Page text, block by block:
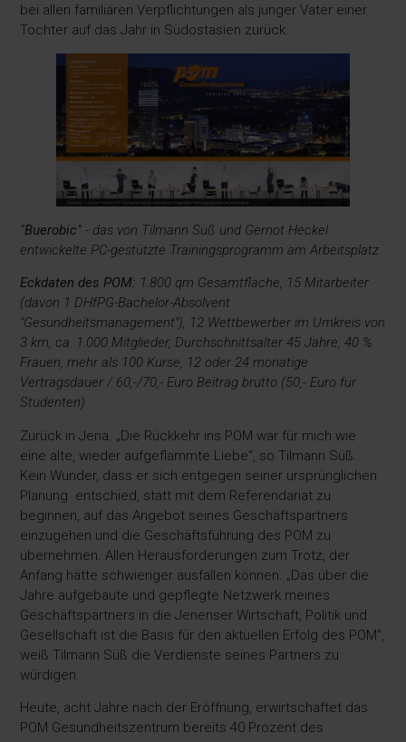
bei allen familiären Verpflichtungen als junger Vater einer
Tochter auf das Jahr in Südostasien zurück.
"Buerobic" - das von Tilmann Süß und Gernot Heckel
entwickelte PC-gestützte Trainingsprogramm am Arbeitsplatz
Eckdaten des POM: 1.800 qm Gesamtfläche, 15 Mitarbeiter
(davon 1 DHfPG-Bachelor-Absolvent
"Gesundheitsmanagement"), 12 Wettbewerber im Umkreis von
3 km, ca. 1.000 Mitglieder, Durchschnittsalter 45 Jahre, 40 %
Frauen, mehr als 100 Kurse, 12 oder 24 monatige
Vertragsdauer / 60,-/70,- Euro Beitrag brutto (50,- Euro für
Studenten)
Zurück in Jena. „Die Rückkehr ins POM war für mich wie
eine alte, wieder aufgeflammte Liebe“, so Tilmann Süß.
Kein Wunder, dass er sich entgegen seiner ursprünglichen
Planung entschied, statt mit dem Referendariat zu
beginnen, auf das Angebot seines Geschäftspartners
einzugehen und die Geschäftsführung des POM zu
übernehmen. Allen Herausforderungen zum Trotz, der
Anfang hätte schwieriger ausfallen können. „Das über die
Jahre aufgebaute und gepflegte Netzwerk meines
Geschäftspartners in die Jenenser Wirtschaft, Politik und
Gesellschaft ist die Basis für den aktuellen Erfolg des POM“,
weiß Tilmann Süß die Verdienste seines Partners zu
würdigen.
Heute, acht Jahre nach der Eröffnung, erwirtschaftet das
POM Gesundheitszentrum bereits 40 Prozent des